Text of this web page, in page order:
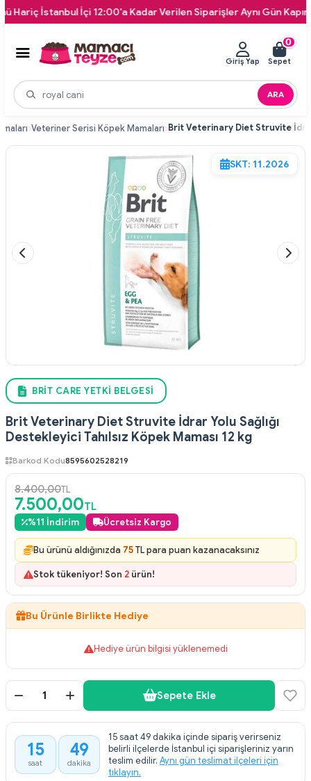
İçi 12:00'a Kadar Verilen Siparişler Aynı Gün Kapınıza
ARA
Giriş Yap
0
Sepet
Veteriner Serisi Köpek Mamaları
SKT: 11.2026
BRIT CARE YETKI BELGESI
Brit Veterinary Diet Struvite İdrar Yolu Sağlığı
Destekleyici Tahılsız Köpek Maması 12 kg
Barkod Kodu8595602528219
8.400,00TL
7.500,00TL
%11 İndirim Ücretsiz Kargo
Bu ürünü aldığınızda 75TL para puan kazanacaksınız
Stok tükeniyor! Son 2 ürün!
Bu Ürünle Birlikte Hediye
Hediye ürün bilgisi yüklenemedi
Sepete Ekle
15
saat
49
dakika
15 saat 49 dakika içinde sipariş verirseniz
belirli ilçelerde İstanbul içi siparişleriniz yarın
teslim edilir. Aynı gün teslimat ilçeleri için
tıklayın.